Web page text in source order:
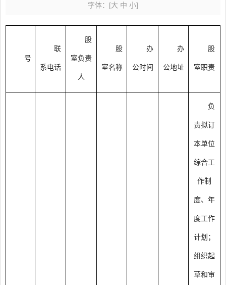
字体： [大 中 小]
号
联
系电话
股
室负责
人
股
室名称
办
公时间
办
公地址
股
室职责
负
责拟订
本单位
综合工
作制
度、年
度工作
计划；
组织起
草和审